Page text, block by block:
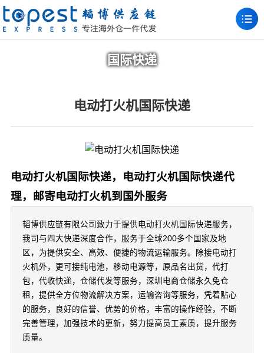
国际快递
电动打火机国际快递
电动打火机国际快递，电动打火机国际快递代
理，邮寄电动打火机到国外服务
韬博供应链有限公司致力于提供电动打火机国际快递服务，
我司与四大快递深度合作，服务于全球200多个国家及地
区，为提供安全、高效、便捷的物流运输服务。除接电动打
火机外，更可接纯电池，移动电源等，原品名出货，代打
包，代收快递，仓储代发等服务，深圳电商仓储永久免仓
租，提供全方位物流解决方案，运输咨询等服务，凭着贴心
的服务，良好的信誉、优势的价格，丰富的操作经验，不断
完善管理，加强技术的更新，努力提高员工素质，提升服务
质量。